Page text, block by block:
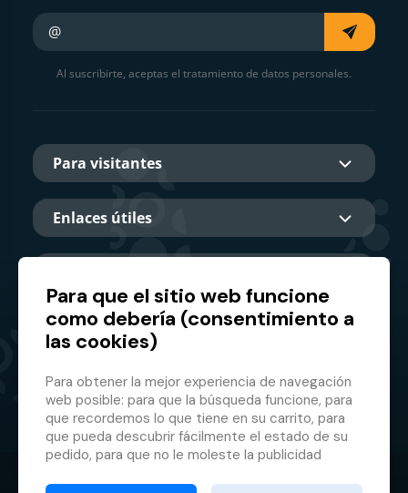
Al suscribirte, aceptas el tratamiento de datos personales.
Para visitantes
Enlaces útiles
Socio principal
© 2026 GMF Aquapark Prague, a.s.
Para que el sitio web funcione
como debería (consentimiento a
las cookies)
Para obtener la mejor experiencia de navegación
web posible: para que la búsqueda funcione, para
que recordemos lo que tiene en su carrito, para
que pueda descubrir fácilmente el estado de su
pedido, para que no le moleste la publicidad